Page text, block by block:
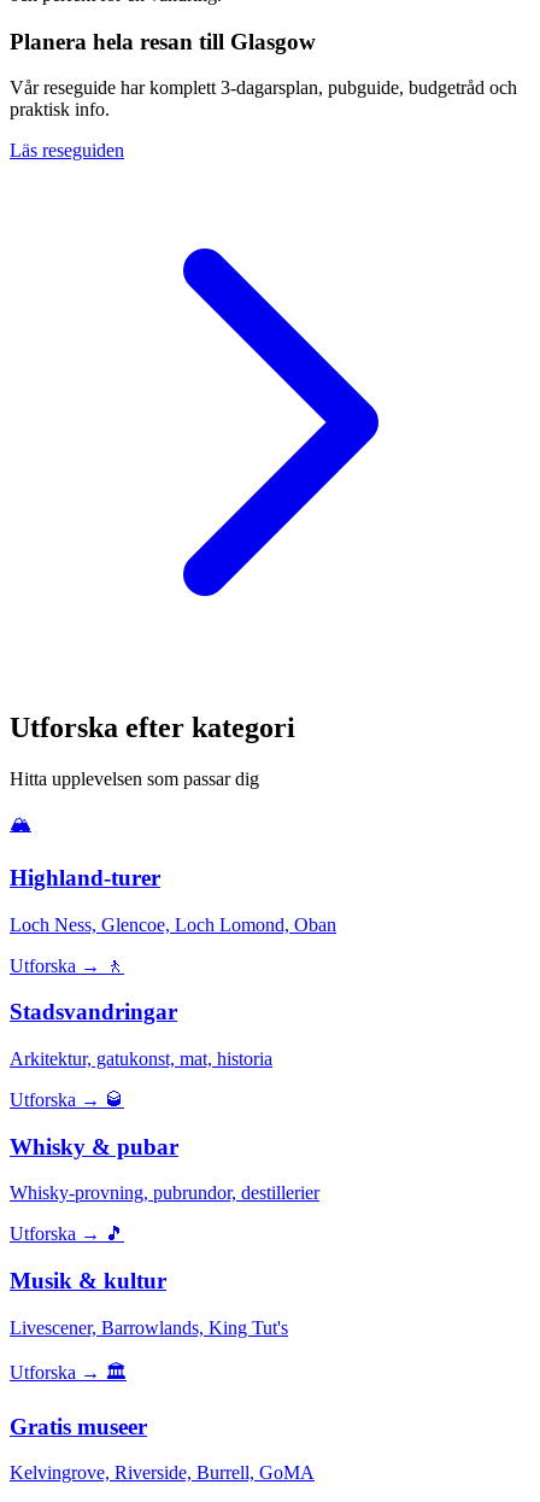
Planera hela resan till Glasgow
Vår reseguide har komplett 3-dagarsplan, pubguide, budgetråd och
praktisk info.
Läs reseguiden
Utforska efter kategori
Hitta upplevelsen som passar dig
🏔️
Highland-turer
Loch Ness, Glencoe, Loch Lomond, Oban
Utforska →
🚶
Stadsvandringar
Arkitektur, gatukonst, mat, historia
Utforska → 🥃
Whisky & pubar
Whisky-provning, pubrundor, destillerier
Utforska → 🎵
Musik & kultur
Livescener, Barrowlands, King Tut's
Utforska → 🏛️
Gratis museer
Kelvingrove, Riverside, Burrell, GoMA